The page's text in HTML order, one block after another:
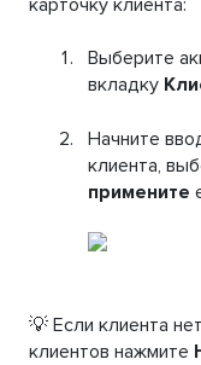
Выберите
вкладку
Начните
клиента,
примените
💡 Если клиента
клиентов нажмите